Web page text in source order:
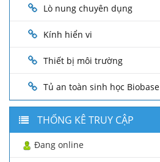
Lò nung chuyên dụng
Kính hiển vi
Thiết bị môi trường
Tủ an toàn sinh học Biobase
THỐNG KÊ TRUY CẬP
Đang online